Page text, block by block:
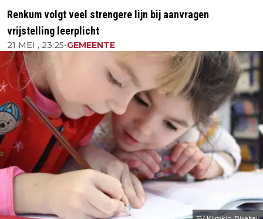
Renkum volgt veel strengere lijn bij aanvragen
vrijstelling leerplicht
21 MEI , 23:25•GEMEENTE